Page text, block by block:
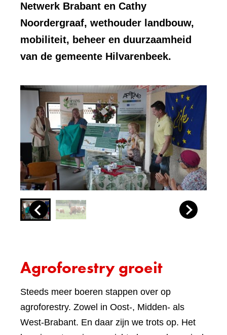
Netwerk Brabant en Cathy
Noordergraaf, wethouder landbouw,
mobiliteit, beheer en duurzaamheid
van de gemeente Hilvarenbeek.
Agroforestry groeit
Steeds meer boeren stappen over op
agroforestry. Zowel in Oost-, Midden- als
West-Brabant. En daar zijn we trots op. Het